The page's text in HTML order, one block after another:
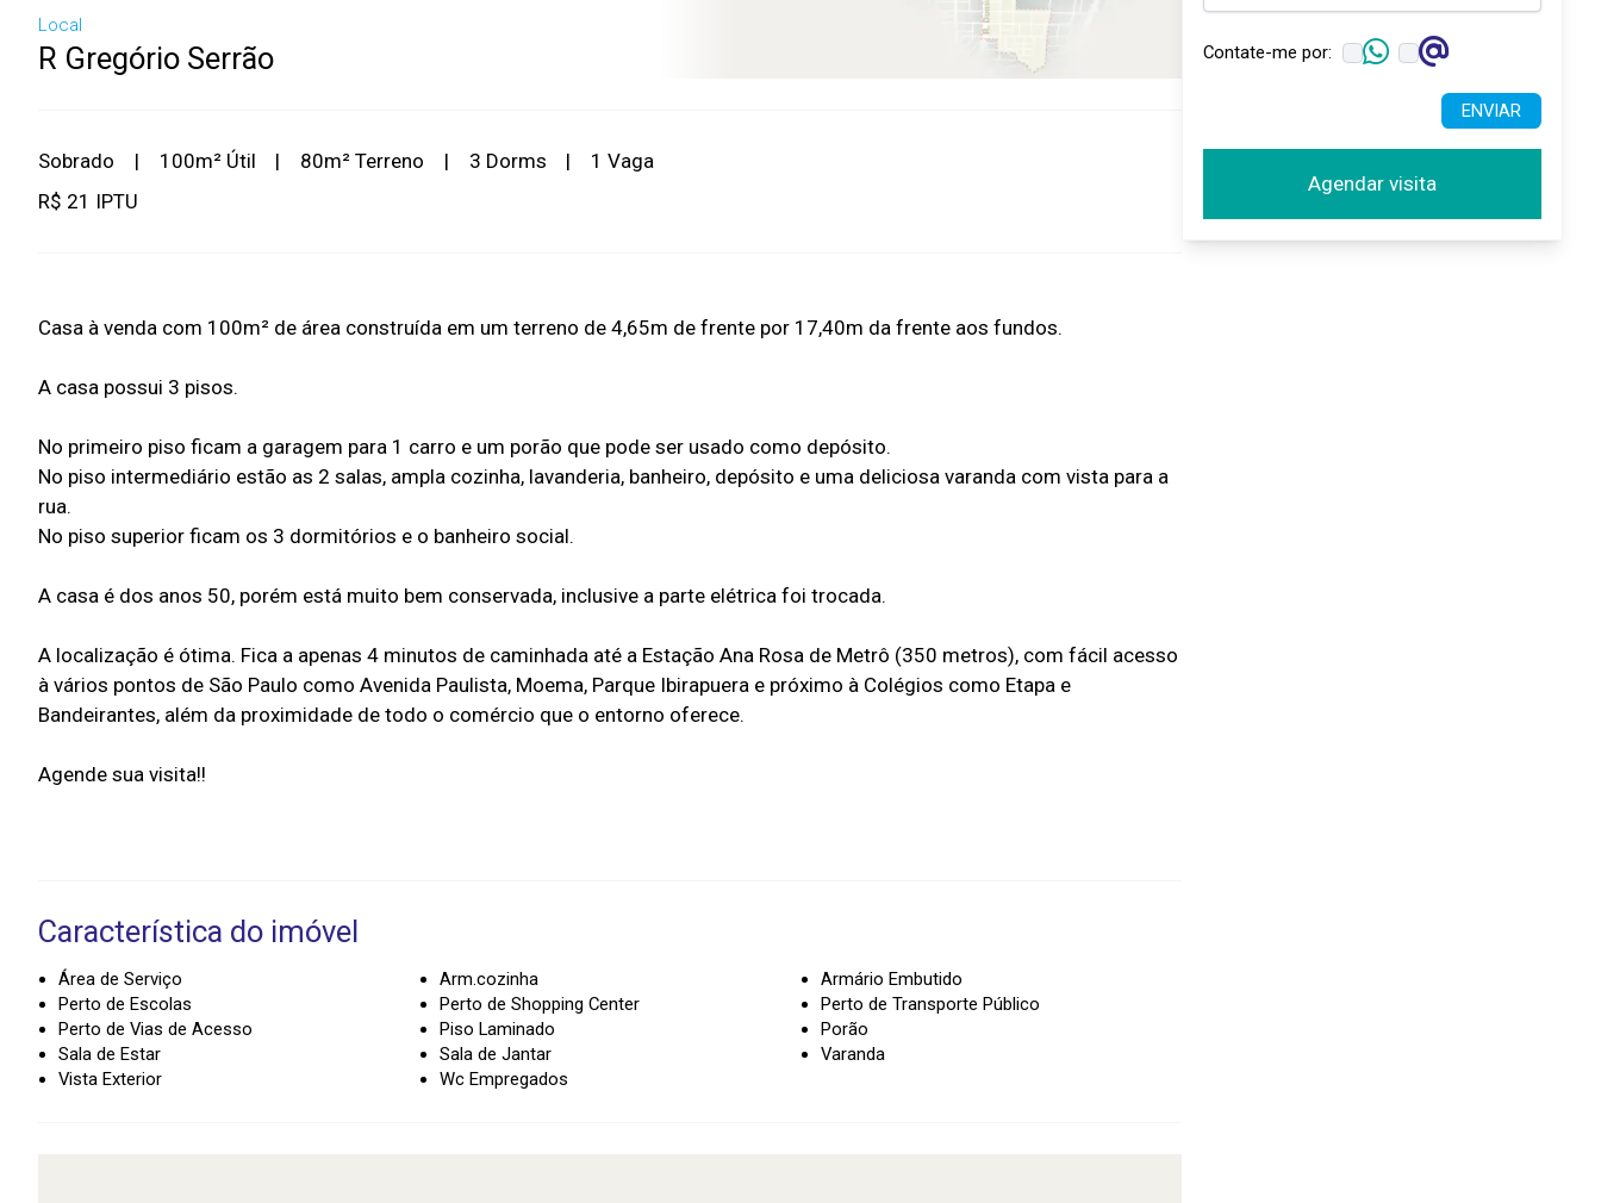
Local
R Gregório Serrão
Sobrado | 100m² Útil | 80m² Terreno | 3 Dorms |
1 Vaga
R$ 21 IPTU
Casa à venda com 100m² de área construída em um terreno de 4,65m de frente por 17,40m da frente aos fundos.
A casa possui 3 pisos.
No primeiro piso ficam a garagem para 1 carro e um porão que pode ser usado como depósito.
No piso intermediário estão as 2 salas, ampla cozinha, lavanderia, banheiro, depósito e uma deliciosa varanda com vista para a
rua.
No piso superior ficam os 3 dormitórios e o banheiro social.
A casa é dos anos 50, porém está muito bem conservada, inclusive a parte elétrica foi trocada.
A localização é ótima. Fica a apenas 4 minutos de caminhada até a Estação Ana Rosa de Metrô (350 metros), com fácil acesso
à vários pontos de São Paulo como Avenida Paulista, Moema, Parque Ibirapuera e próximo à Colégios como Etapa e
Bandeirantes, além da proximidade de todo o comércio que o entorno oferece.
Agende sua visita!!
Característica do imóvel
Área de Serviço Arm.cozinha
Armário Embutido
Perto de Escolas
Perto de Shopping Center
Perto de Transporte Público
Perto de Vias de Acesso
Piso Laminado
Porão
Sala de Estar
Sala de Jantar
Varanda
Vista Exterior
Wc Empregados
Contate-me por:
ENVIAR
Agendar visita